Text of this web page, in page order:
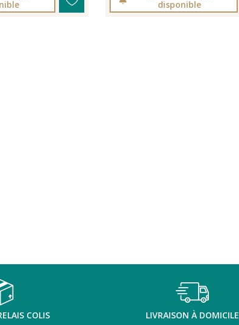
disponible
COLIS LIVRAISON À DOMICILE